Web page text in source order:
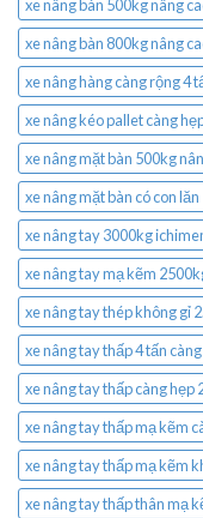
xe nâng bàn 500kg nâng
xe nâng bàn 800kg nâng
xe nâng hàng càng rộng 4
xe nâng kéo pallet càng
xe nâng mặt bàn 500kg
xe nâng mặt bàn có con lăn
xe nâng tay 3000kg
xe nâng tay mạ kẽm
xe nâng tay thép không gỉ
xe nâng tay thấp 4 tấn
xe nâng tay thấp càng hẹp
xe nâng tay thấp mạ kẽm
xe nâng tay thấp mạ kẽm
xe nâng tay thấp thân mạ